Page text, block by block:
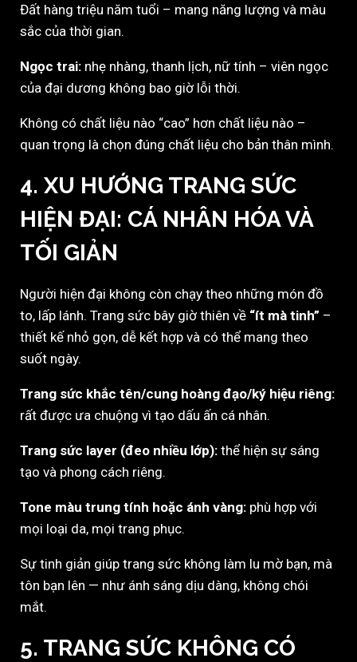
Đất hàng triệu năm tuổi – mang năng lượng và màu
sắc của thời gian.
Ngọc trai: nhẹ nhàng, thanh lịch, nữ tính – viên ngọc
của đại dương không bao giờ lỗi thời.
Không có chất liệu nào “cao” hơn chất liệu nào –
quan trọng là chọn đúng chất liệu cho bản thân mình.
4. XU HƯỚNG TRANG SỨC
HIỆN ĐẠI: CÁ NHÂN HÓA VÀ
TỐI GIẢN
Người hiện đại không còn chạy theo những món đồ
to, lấp lánh. Trang sức bây giờ thiên về “ít mà tinh” –
thiết kế nhỏ gọn, dễ kết hợp và có thể mang theo
suốt ngày.
Trang sức khắc tên/cung hoàng đạo/ký hiệu riêng:
rất được ưa chuộng vì tạo dấu ấn cá nhân.
Trang sức layer (đeo nhiều lớp): thể hiện sự sáng
tạo và phong cách riêng.
Tone màu trung tính hoặc ánh vàng: phù hợp với
mọi loại da, mọi trang phục.
Sự tinh giản giúp trang sức không làm lu mờ bạn, mà
tôn bạn lên — như ánh sáng dịu dàng, không chói
mắt.
5. TRANG SỨC KHÔNG CÓ